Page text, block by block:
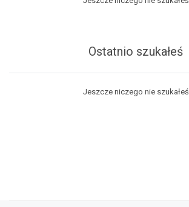
Ostatnio szukałeś
Jeszcze niczego nie szukałeś